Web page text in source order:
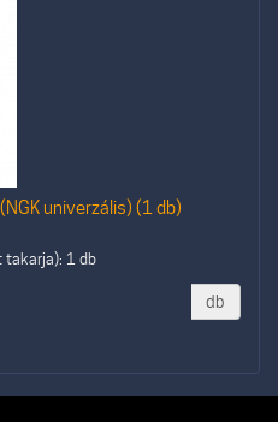
univerzális) (1 db)
takarja): 1 db
db